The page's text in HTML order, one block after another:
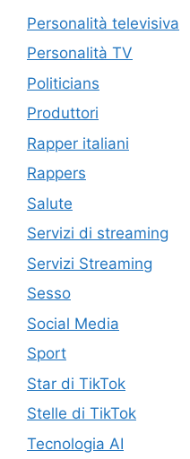
Personalità televisiva
Personalità TV
Politicians
Produttori
Rapper italiani
Rappers
Salute
Servizi di streaming
Servizi Streaming
Sesso
Social Media
Sport
Star di TikTok
Stelle di TikTok
Tecnologia AI